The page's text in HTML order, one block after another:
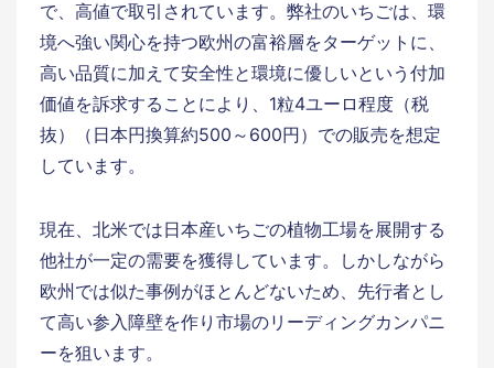
で、高値で取引されています。弊社のいちごは、環
境へ強い関心を持つ欧州の富裕層をターゲットに、
高い品質に加えて安全性と環境に優しいという付加
価値を訴求することにより、1粒4ユーロ程度（税
抜）（日本円換算約500～600円）での販売を想定
しています。
現在、北米では日本産いちごの植物工場を展開する
他社が一定の需要を獲得しています。しかしながら
欧州では似た事例がほとんどないため、先行者とし
て高い参入障壁を作り市場のリーディングカンパニ
ーを狙います。